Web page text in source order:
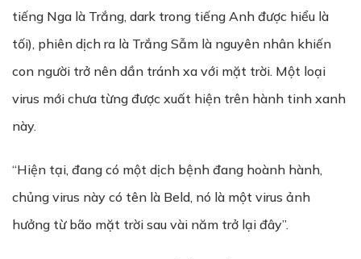
tiếng Nga là Trắng, dark trong tiếng Anh được hiểu là
tối), phiên dịch ra là Trắng Sẫm là nguyên nhân khiến
con người trở nên dần tránh xa với mặt trời. Một loại
virus mới chưa từng được xuất hiện trên hành tinh xanh
này.
“Hiện tại, đang có một dịch bệnh đang hoành hành,
chủng virus này có tên là Beld, nó là một virus ảnh
hưởng từ bão mặt trời sau vài năm trở lại đây”.